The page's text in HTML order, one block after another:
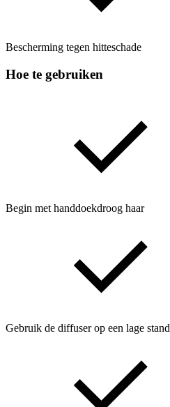
Bescherming tegen hitteschade
Hoe te gebruiken
Begin met handdoekdroog haar
Gebruik de diffuser op een lage stand